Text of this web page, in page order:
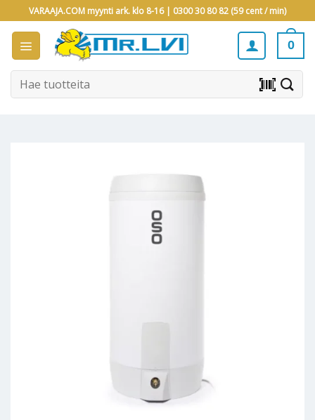
to
content
VARAAJA.COM myynti ark. klo 8-16 | 0300 30 80 82 (59 cent / min)
0
Etsi: barcode_scanner